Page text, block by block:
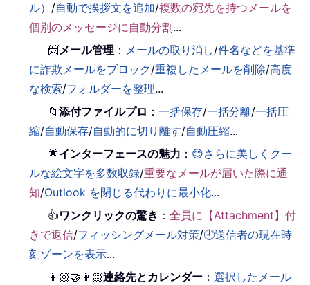
ル） /自動で挨拶文を追加/複数の宛先を持つメールを
個別のメッセージに自動分割...
📨メール管理 ： メールの取り消し/件名などを基準
に詐欺メールをブロック/重複したメールを削除/高度
な検索/フォルダーを整理...
📁添付ファイルプロ ：一括保存/一括分離/一括圧
縮/自動保存/自動的に切り離す/自動圧縮...
🌟インターフェースの魅力 ： 😊さらに美しくクー
ルな絵文字を多数収録/重要なメールが届いた際に通
知/Outlook を閉じる代わりに最小化...
👍ワンクリックの驚き ：全員に【Attachment】付
きで返信/フィッシングメール対策/🕘送信者の現在時
刻ゾーンを表示...
👩🏼‍🤝‍👩🏻連絡先とカレンダー ：選択したメール